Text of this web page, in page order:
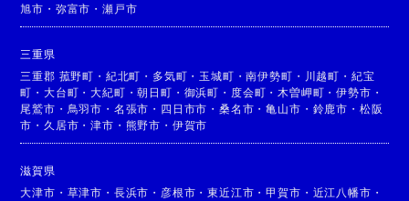
旭市 ・ 弥富市 ・瀬戸市
三重県
三重郡 菰野町 ・ 紀北町 ・ 多気町 ・ 玉城町 ・南伊勢町 ・ 川越町 ・ 紀宝
町 ・大台町 ・大紀町 ・朝日町 ・ 御浜町 ・ 度会町 ・ 木曽岬町 ・伊勢市 ・
尾鷲市 ・ 鳥羽市 ・ 名張市 ・ 四日市市 ・桑名市 ・亀山市 ・ 鈴鹿市 ・ 松阪
市 ・ 久居市 ・津市 ・ 熊野市 ・ 伊賀市
滋賀県
大津市 ・ 草津市 ・ 長浜市 ・ 彦根市 ・東近江市 ・甲賀市 ・ 近江八幡市 ・